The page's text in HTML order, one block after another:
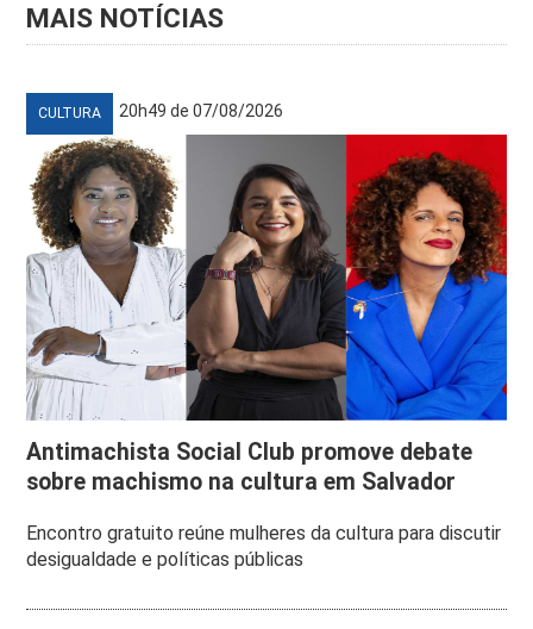
MAIS NOTÍCIAS
CULTURA 20h49 de 07/08/2026
Antimachista Social Club promove debate
sobre machismo na cultura em Salvador
Encontro gratuito reúne mulheres da cultura para discutir
desigualdade e políticas públicas